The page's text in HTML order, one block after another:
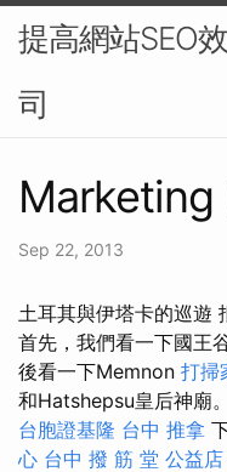
提高網站SEO
司
Marketing
Sep 22, 2013
土耳其與伊塔卡的巡遊
首先，我們看一下國王
後看一下Memnon 打掃
和Hatshepsu皇后神廟。
台胞證基隆 台中 推拿
心 台中 撥 筋 堂 公益